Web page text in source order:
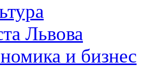
Львова
и бизнес